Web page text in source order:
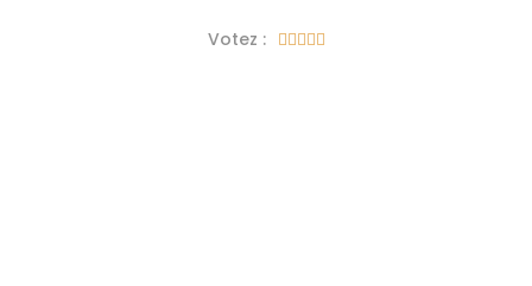
Votez :     